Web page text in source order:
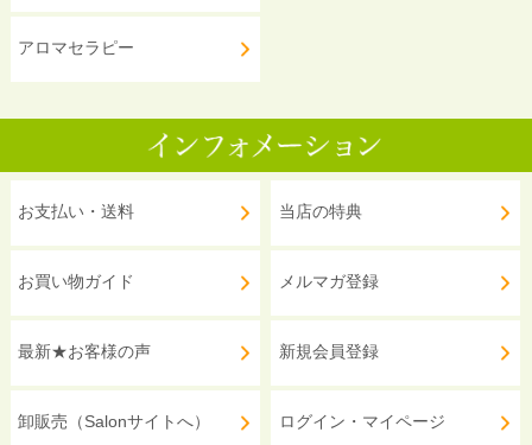
アロマセラピー
お支払い・送料
お買い物ガイド
最新★お客様の声
卸販売（Salonサイトへ）
当店の特典
メルマガ登録
新規会員登録
ログイン・マイページ